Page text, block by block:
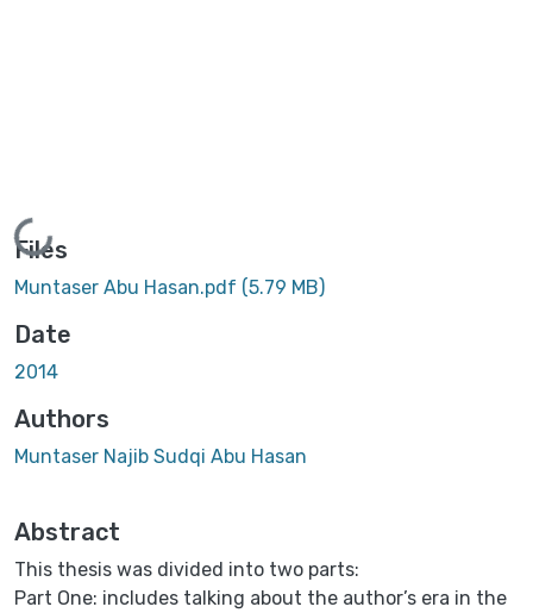
Loading...
Files
Muntaser Abu Hasan.pdf (5.79 MB)
Date
2014
Authors
Muntaser Najib Sudqi Abu Hasan
Abstract
This thesis was divided into two parts:
Part One: includes talking about the author’s era in the